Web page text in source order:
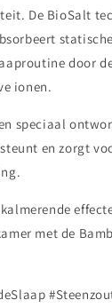
De BioSalt
door
ionen.
speciaal
en zorgt
met de